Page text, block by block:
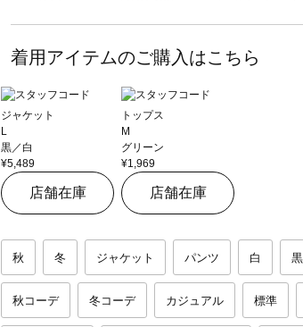
着用アイテムのご購入はこちら
ジャケット
L
黒／白
¥5,489
店舗在庫
トップス
M
グリーン
¥1,969
店舗在庫
秋 冬 ジャケット パンツ 白 黒
秋コーデ 冬コーデ カジュアル 標準